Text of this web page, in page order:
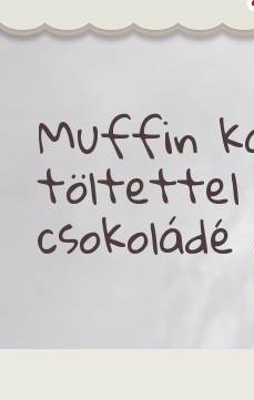
Muffin
töltettel